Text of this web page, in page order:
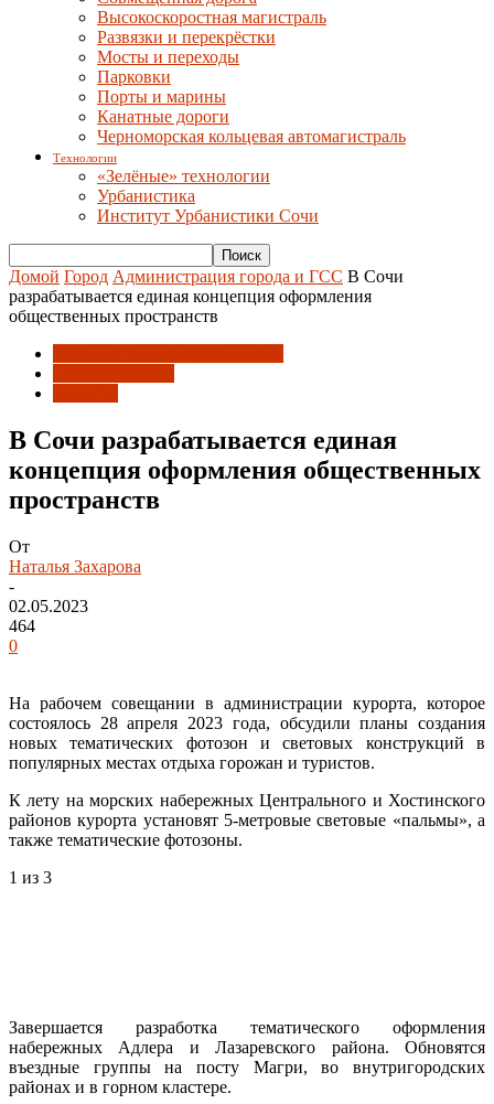
Высокоскоростная магистраль
Развязки и перекрёстки
Мосты и переходы
Парковки
Порты и марины
Канатные дороги
Черноморская кольцевая автомагистраль
Технологии
«Зелёные» технологии
Урбанистика
Институт Урбанистики Сочи
Домой Город Администрация города и ГСС В Сочи
разрабатывается единая концепция оформления
общественных пространств
В Сочи разрабатывается единая
концепция оформления общественных
пространств
От
Наталья Захарова
-
02.05.2023
464
0
На рабочем совещании в администрации курорта, которое
состоялось 28 апреля 2023 года, обсудили планы создания
новых тематических фотозон и световых конструкций в
популярных местах отдыха горожан и туристов.
К лету на морских набережных Центрального и Хостинского
районов курорта установят 5-метровые световые «пальмы», а
также тематические фотозоны.
1 из 3
Завершается разработка тематического оформления
набережных Адлера и Лазаревского района. Обновятся
въездные группы на посту Магри, во внутригородских
районах и в горном кластере.